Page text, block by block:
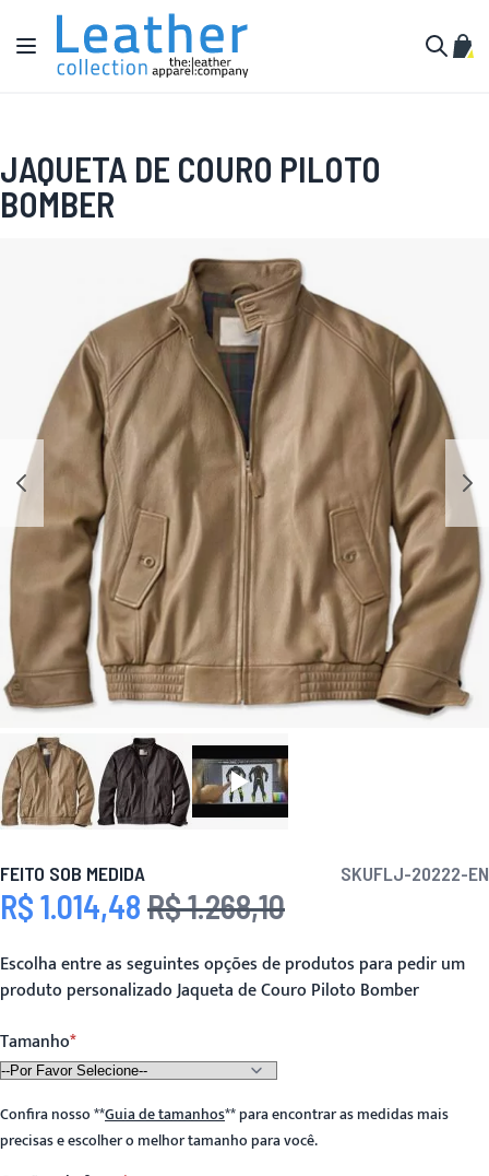
Pular para o conteúdo
Alternar Nav
JAQUETA DE COURO PILOTO
BOMBER
FEITO SOB MEDIDA SKUFLJ-20222-EN
Preço Especial
R$ 1.014,48 Preço
R$ 1.268,10
Escolha entre as seguintes opções de produtos para pedir um
produto personalizado Jaqueta de Couro Piloto Bomber
Tamanho
Confira nosso**Guia de tamanhos**para encontrar as medidas mais
precisas e escolher o melhor tamanho para você.